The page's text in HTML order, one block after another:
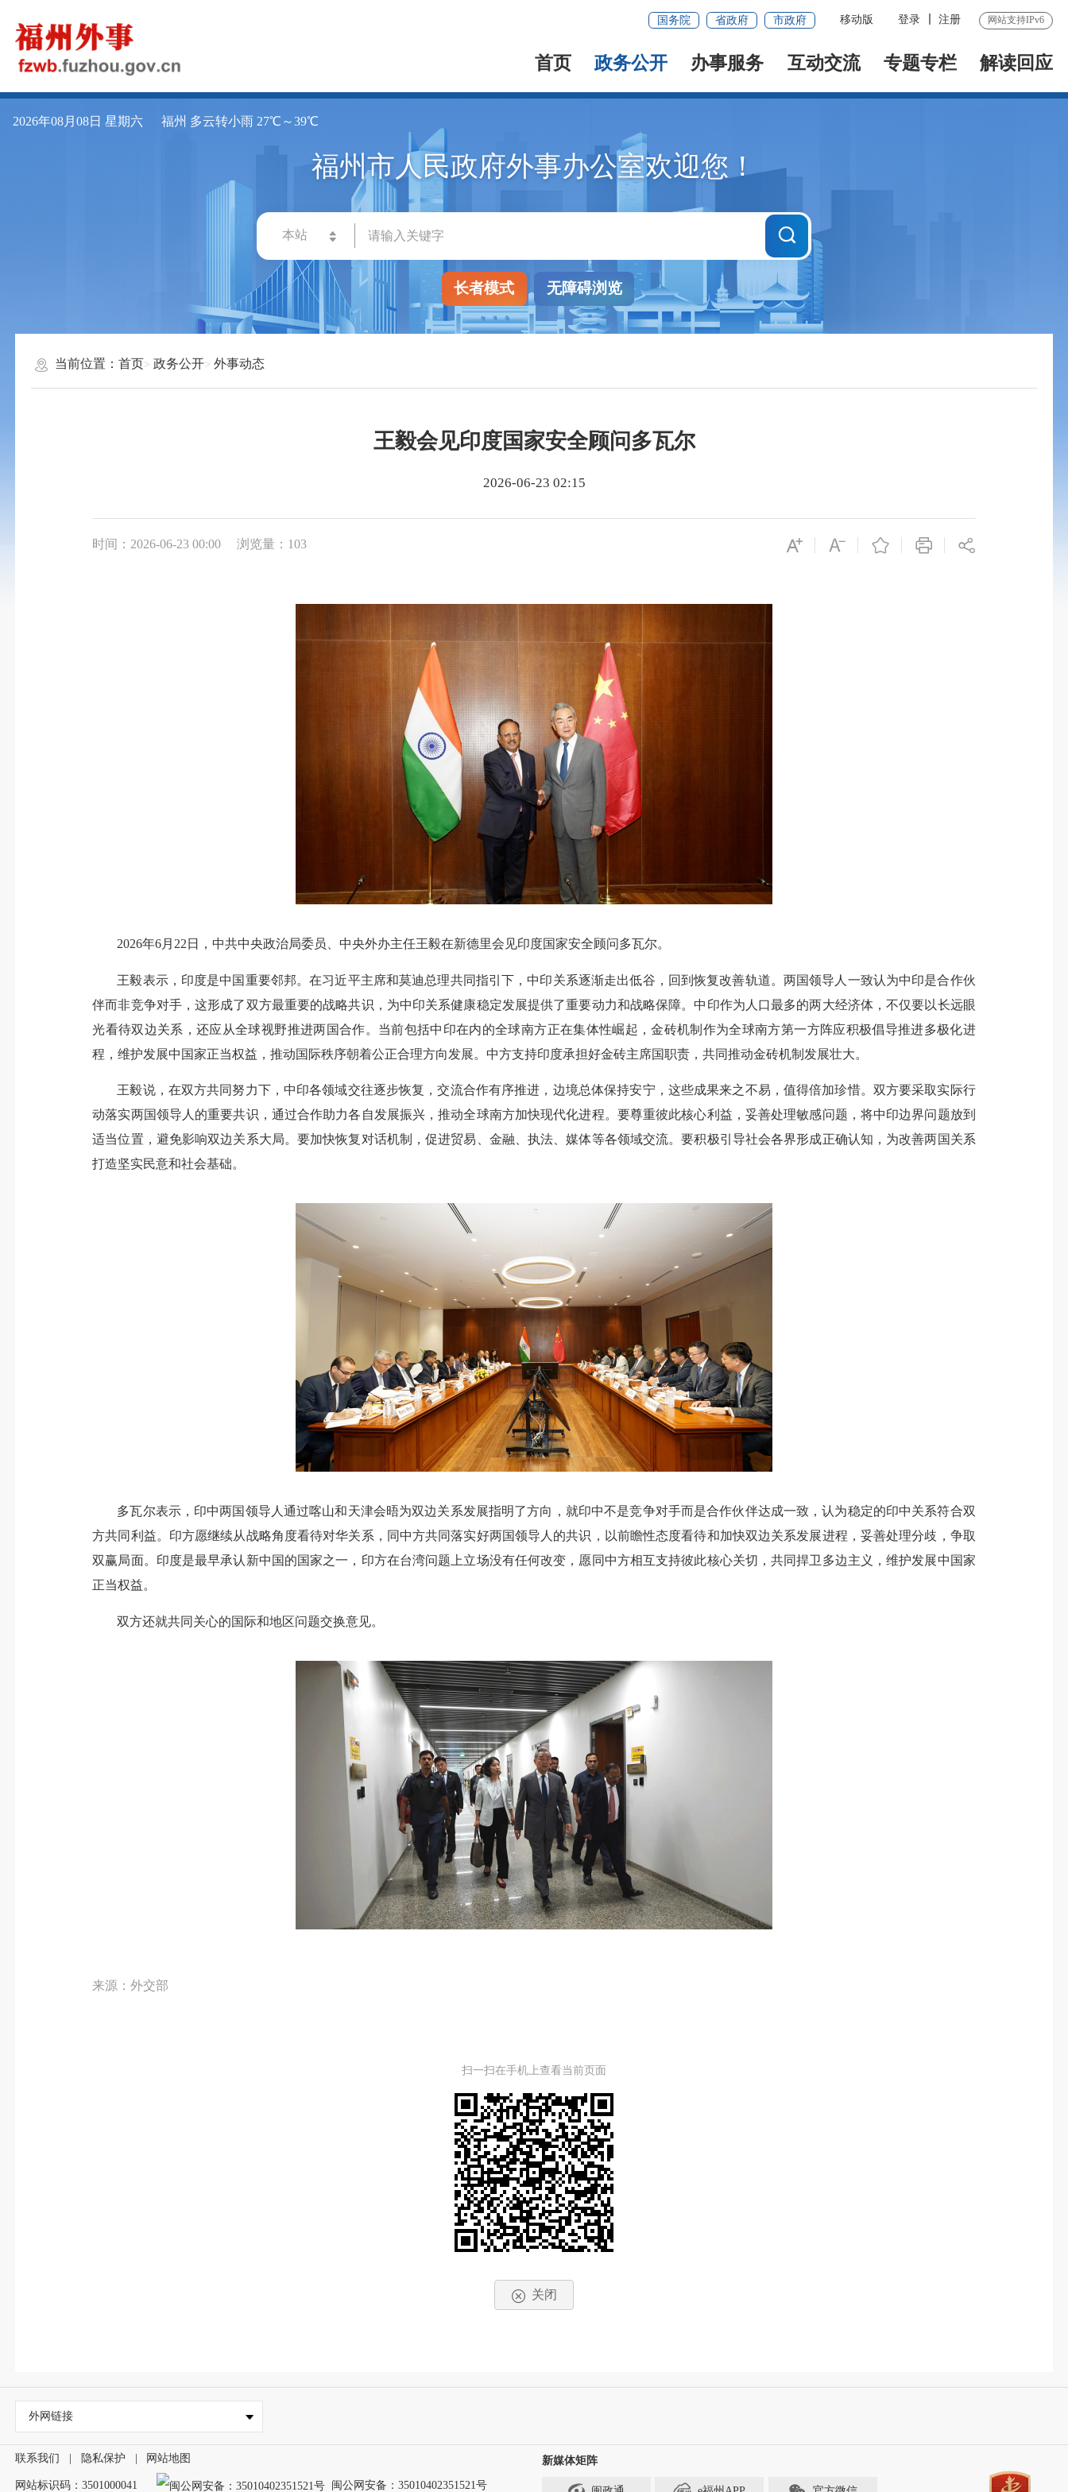
国务院 省政府 市政府 移动版 登录 注册 网站支持IPv6
首页 政务公开 办事服务 互动交流 专题专栏 解读回应
2026年08月08日 星期六 福州 多云转小雨 27℃～39℃
福州市人民政府外事办公室欢迎您！
长者模式 无障碍浏览
当前位置：首页 政务公开 外事动态
王毅会见印度国家安全顾问多瓦尔
2026-06-23 02:15
时间：2026-06-23 00:00 浏览量：103
2026年6月22日，中共中央政治局委员、中央外办主任王毅在新德里会见印度国家安全顾问多瓦尔。
王毅表示，印度是中国重要邻邦。在习近平主席和莫迪总理共同指引下，中印关系逐渐走出低谷，回到恢复改善轨道。两国领导人一致认为中印是合作伙
伴而非竞争对手，这形成了双方最重要的战略共识，为中印关系健康稳定发展提供了重要动力和战略保障。中印作为人口最多的两大经济体，不仅要以长远眼
光看待双边关系，还应从全球视野推进两国合作。当前包括中印在内的全球南方正在集体性崛起，金砖机制作为全球南方第一方阵应积极倡导推进多极化进
程，维护发展中国家正当权益，推动国际秩序朝着公正合理方向发展。中方支持印度承担好金砖主席国职责，共同推动金砖机制发展壮大。
王毅说，在双方共同努力下，中印各领域交往逐步恢复，交流合作有序推进，边境总体保持安宁，这些成果来之不易，值得倍加珍惜。双方要采取实际行
动落实两国领导人的重要共识，通过合作助力各自发展振兴，推动全球南方加快现代化进程。要尊重彼此核心利益，妥善处理敏感问题，将中印边界问题放到
适当位置，避免影响双边关系大局。要加快恢复对话机制，促进贸易、金融、执法、媒体等各领域交流。要积极引导社会各界形成正确认知，为改善两国关系
打造坚实民意和社会基础。
多瓦尔表示，印中两国领导人通过喀山和天津会晤为双边关系发展指明了方向，就印中不是竞争对手而是合作伙伴达成一致，认为稳定的印中关系符合双
方共同利益。印方愿继续从战略角度看待对华关系，同中方共同落实好两国领导人的共识，以前瞻性态度看待和加快双边关系发展进程，妥善处理分歧，争取
双赢局面。印度是最早承认新中国的国家之一，印方在台湾问题上立场没有任何改变，愿同中方相互支持彼此核心关切，共同捍卫多边主义，维护发展中国家
正当权益。
双方还就共同关心的国际和地区问题交换意见。
来源：外交部
扫一扫在手机上查看当前页面
关闭
外网链接
联系我们 隐私保护 网站地图
网站标识码：3501000041 闽公网安备：35010402351521号
新媒体矩阵